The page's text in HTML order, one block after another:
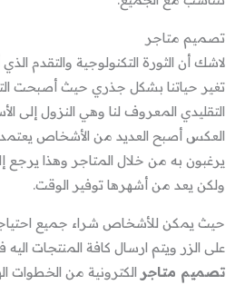
تصميم متاجر
لاشك أن الثورة التكنولوجية والتقدم
تغير حياتنا بشكل جذري حيث أصبحت
التقليدي المعروف لنا وهي النزول إلى
العكس أصبح العديد من الأشخاص
يرغبون به من خلال المتاجر وهذا يرجع
ولكن يعد من أشهرها توفير الوقت.
حيث يمكن للأشخاص شراء جميع
على الزر ويتم ارسال كافة المنتجات
تصميم متاجر الكترونية من الخطوات